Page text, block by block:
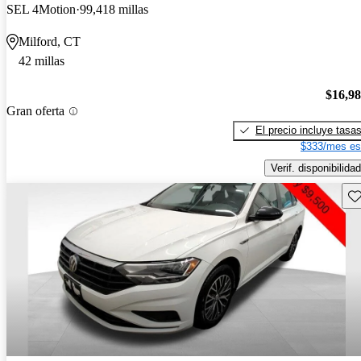
SEL 4Motion 99,418 millas
Milford, CT
42 millas
Gran oferta
El precio incluye tasas
$333/mes
Verif. disponibilidad